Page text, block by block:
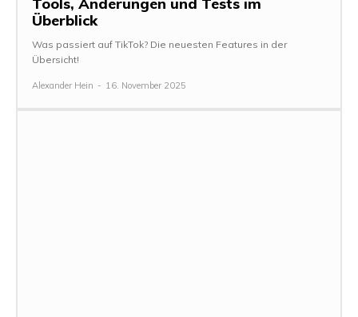
Überblick
Was passiert auf TikTok? Die neuesten Features in der
Übersicht!
Alexander Hein - 16. November 2025